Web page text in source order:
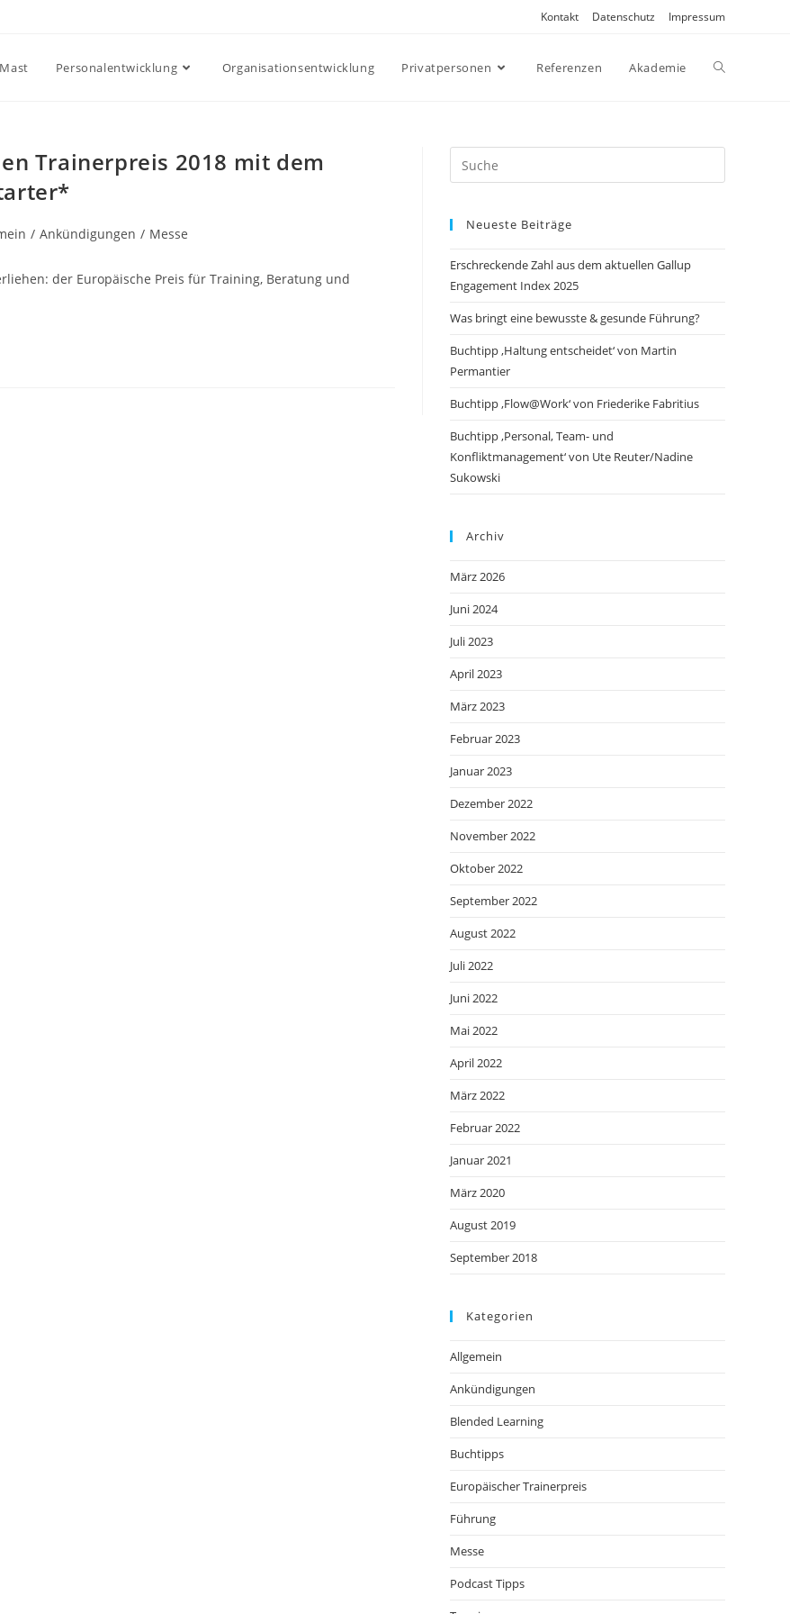
Kontakt Datenschutz Impressum
Personalentwicklung Organisationsentwicklung Privatpersonen Referenzen Akademie
Trainerpreis 2018 mit dem
/ Ankündigungen / Messe
der Europäische Preis für Training, Beratung und
Search
this
Neueste Beiträge
Erschreckende Zahl aus dem aktuellen Gallup
Engagement Index 2025
Was bringt eine bewusste & gesunde Führung?
Buchtipp ‚Haltung entscheidet‘ von Martin
Permantier
Buchtipp ‚Flow@Work‘ von Friederike Fabritius
Buchtipp ‚Personal, Team- und
Konfliktmanagement‘ von Ute Reuter/Nadine
Sukowski
Archiv
März 2026
Juni 2024
Juli 2023
April 2023
März 2023
Februar 2023
Januar 2023
Dezember 2022
November 2022
Oktober 2022
September 2022
August 2022
Juli 2022
Juni 2022
Mai 2022
April 2022
März 2022
Februar 2022
Januar 2021
März 2020
August 2019
September 2018
Kategorien
Allgemein
Ankündigungen
Blended Learning
Buchtipps
Europäischer Trainerpreis
Führung
Messe
Podcast Tipps